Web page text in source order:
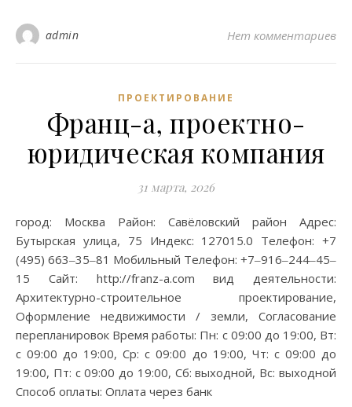
admin Нет комментариев
ПРОЕКТИРОВАНИЕ
Франц-а, проектно-
юридическая компания
31 марта, 2026
город: Москва Район: Савёловский район Адрес:
Бутырская улица, 75 Индекс: 127015.0 Телефон: +7
(495) 663‒35‒81 Мобильный Телефон: +7‒916‒244‒45‒
15 Сайт: http://franz-a.com вид деятельности:
Архитектурно-строительное проектирование,
Оформление недвижимости / земли, Согласование
перепланировок Время работы: Пн: с 09:00 до 19:00, Вт:
с 09:00 до 19:00, Ср: с 09:00 до 19:00, Чт: с 09:00 до
19:00, Пт: с 09:00 до 19:00, Сб: выходной, Вс: выходной
Способ оплаты: Оплата через банк